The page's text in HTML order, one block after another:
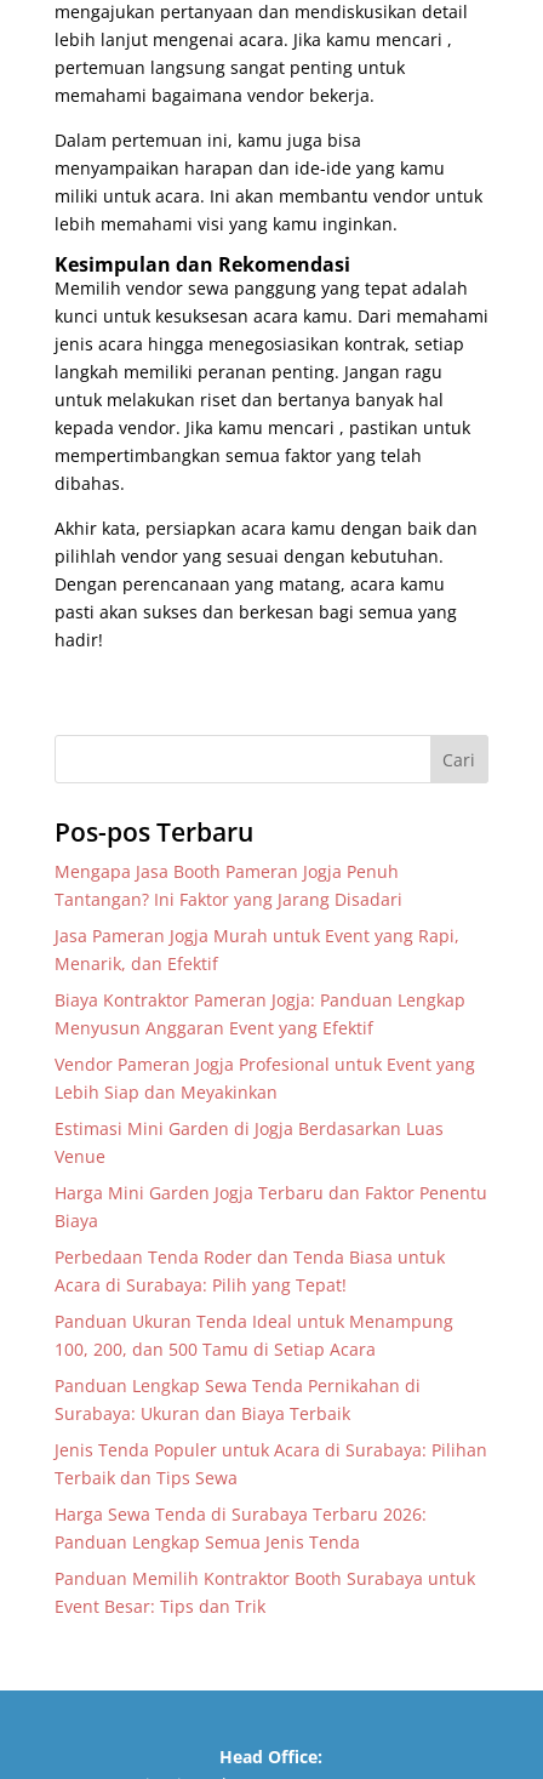
mengajukan pertanyaan dan mendiskusikan detail
lebih lanjut mengenai acara. Jika kamu mencari ,
pertemuan langsung sangat penting untuk
memahami bagaimana vendor bekerja.
Dalam pertemuan ini, kamu juga bisa
menyampaikan harapan dan ide-ide yang kamu
miliki untuk acara. Ini akan membantu vendor untuk
lebih memahami visi yang kamu inginkan.
Kesimpulan dan Rekomendasi
Memilih vendor sewa panggung yang tepat adalah
kunci untuk kesuksesan acara kamu. Dari memahami
jenis acara hingga menegosiasikan kontrak, setiap
langkah memiliki peranan penting. Jangan ragu
untuk melakukan riset dan bertanya banyak hal
kepada vendor. Jika kamu mencari , pastikan untuk
mempertimbangkan semua faktor yang telah
dibahas.
Akhir kata, persiapkan acara kamu dengan baik dan
pilihlah vendor yang sesuai dengan kebutuhan.
Dengan perencanaan yang matang, acara kamu
pasti akan sukses dan berkesan bagi semua yang
hadir!
Pos-pos Terbaru
Mengapa Jasa Booth Pameran Jogja Penuh
Tantangan? Ini Faktor yang Jarang Disadari
Jasa Pameran Jogja Murah untuk Event yang Rapi,
Menarik, dan Efektif
Biaya Kontraktor Pameran Jogja: Panduan Lengkap
Menyusun Anggaran Event yang Efektif
Vendor Pameran Jogja Profesional untuk Event yang
Lebih Siap dan Meyakinkan
Estimasi Mini Garden di Jogja Berdasarkan Luas
Venue
Harga Mini Garden Jogja Terbaru dan Faktor Penentu
Biaya
Perbedaan Tenda Roder dan Tenda Biasa untuk
Acara di Surabaya: Pilih yang Tepat!
Panduan Ukuran Tenda Ideal untuk Menampung
100, 200, dan 500 Tamu di Setiap Acara
Panduan Lengkap Sewa Tenda Pernikahan di
Surabaya: Ukuran dan Biaya Terbaik
Jenis Tenda Populer untuk Acara di Surabaya: Pilihan
Terbaik dan Tips Sewa
Harga Sewa Tenda di Surabaya Terbaru 2026:
Panduan Lengkap Semua Jenis Tenda
Panduan Memilih Kontraktor Booth Surabaya untuk
Event Besar: Tips dan Trik
Head Office: